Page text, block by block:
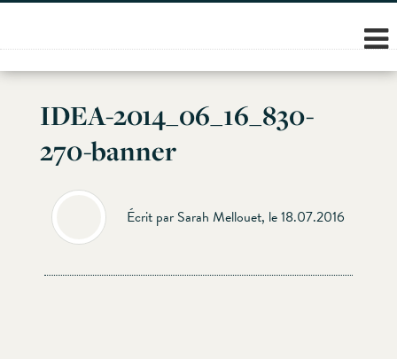
Skip
content
IDEA-2014_06_16_830-
270-banner
Écrit par Sarah Mellouet, le 18.07.2016